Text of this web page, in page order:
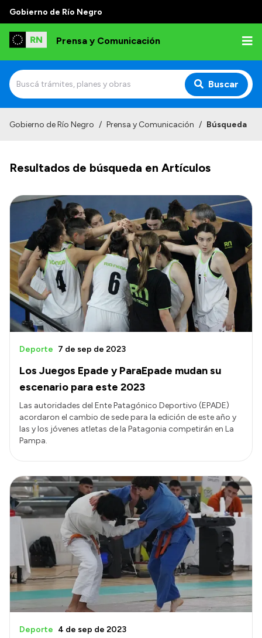
Gobierno de Río Negro
Prensa y Comunicación
Buscar
Autoridades
Referentes de prensa
Archivo de noticias
Transparencia
Presupuesto
Boletín Oficial
Compras y licitaciones
Consulta de expedientes
Convocatorias
Intranet
Login
Gobierno de Río Negro / Prensa y Comunicación / Búsqueda
Resultados de búsqueda en Artículos
Los Juegos Epade y ParaEpade mudan su
escenario para este 2023
Deporte 7 de sep de 2023
Las autoridades del Ente Patagónico Deportivo (EPADE)
acordaron el cambio de sede para la edición de este año y
las y los jóvenes atletas de la Patagonia competirán en La
Pampa.
Deporte 4 de sep de 2023